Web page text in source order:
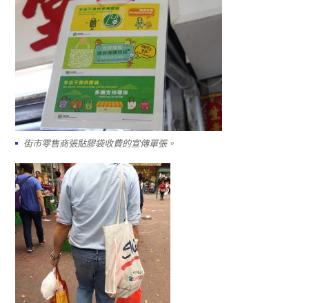
街市零售商張貼膠袋收費的宣傳單張。